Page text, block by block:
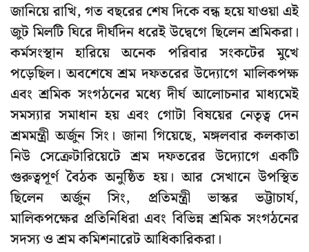
জানিয়ে রাখি, গত বছরের শেষ দিকে বন্ধ হয়ে যাওয়া এই
জুট মিলটি ঘিরে দীর্ঘদিন ধরেই উদ্বেগে ছিলেন শ্রমিকরা।
কর্মসংস্থান হারিয়ে অনেক পরিবার সংকটের মুখে
পড়েছিল। অবশেষে শ্রম দফতরের উদ্যোগে মালিকপক্ষ
এবং শ্রমিক সংগঠনের মধ্যে দীর্ঘ আলোচনার মাধ্যমেই
সমস্যার সমাধান হয় এবং গোটা বিষয়ের নেতৃত্ব দেন
শ্রমমন্ত্রী অর্জুন সিং। জানা গিয়েছে, মঙ্গলবার কলকাতা
নিউ সেক্রেটারিয়েটে শ্রম দফতরের উদ্যোগে একটি
গুরুত্বপূর্ণ বৈঠক অনুষ্ঠিত হয়। আর সেখানে উপস্থিত
ছিলেন অর্জুন সিং, প্রতিমন্ত্রী ভাস্কর ভট্টাচার্য,
মালিকপক্ষের প্রতিনিধিরা এবং বিভিন্ন শ্রমিক সংগঠনের
সদস্য ও শ্রম কমিশনারেট আধিকারিকরা।